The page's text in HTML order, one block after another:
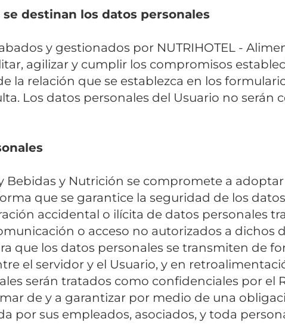
destinan los datos personales
y gestionados por NUTRIHOTEL -
agilizar y cumplir los compromisos
la relación que se establezca en los
Los datos personales del Usuario no serán
Bebidas y Nutrición se compromete a
que se garantice la seguridad de los
accidental o ilícita de datos personales
o acceso no autorizados a dichos
que los datos personales se transmiten de
el servidor y el Usuario, y en
serán tratados como confidenciales por el
de y a garantizar por medio de una
por sus empleados, asociados, y toda